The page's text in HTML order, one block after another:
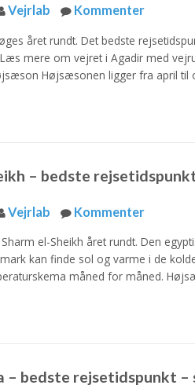
Vejrlab Kommenter
året rundt. Det bedste
mere om vejret i Agadir med
Højsæsonen ligger fra april til
– bedste
Vejrlab Kommenter
el-Sheikh året rundt. Den
kan finde sol og varme i de
måned for måned.
– bedste rejsetidspunkt